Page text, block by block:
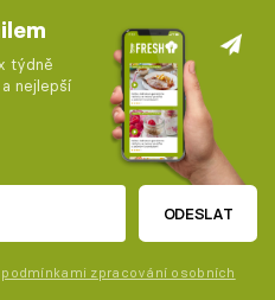
týdně
nejlepší
ODESLAT
podmínkami zpracování osobních